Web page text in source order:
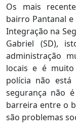
Os mais
bairro Pantanal
Integração na
Gabriel (SD),
administração
locais e é
polícia não
segurança não
barreira entre o
são problemas